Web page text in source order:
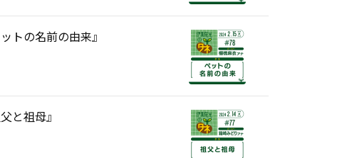
トの名前の由来』
と祖母』